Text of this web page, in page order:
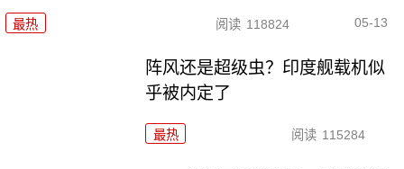
最热 阅读 118824 05-13
阵风还是超级虫？印度舰载机似
乎被内定了
最热 阅读 115284